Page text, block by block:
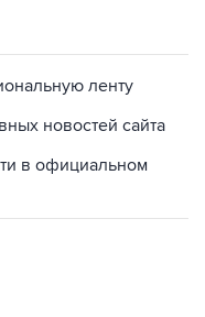
ленту
новостей сайта
в официальном